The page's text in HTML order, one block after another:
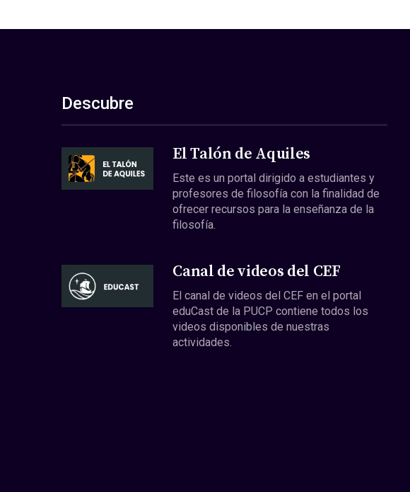
Descubre
El Talón de Aquiles
Este es un portal dirigido a estudiantes y
profesores de filosofía con la finalidad de
ofrecer recursos para la enseñanza de la
filosofía.
Canal de videos del CEF
El canal de videos del CEF en el portal
eduCast de la PUCP contiene todos los
videos disponibles de nuestras
actividades.